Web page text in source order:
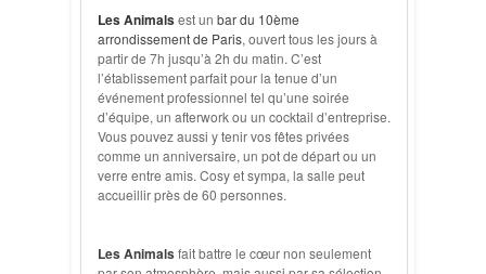
Les Animalsest un bar du 10ème
arrondissement de Paris, ouvert tous les jours à
partir de 7h jusqu’à 2h du matin. C’est
l’établissement parfait pour la tenue d’un
événement professionnel tel qu’une soirée
d’équipe, un afterwork ou un cocktail d’entreprise.
Vous pouvez aussi y tenir vos fêtes privées
comme un anniversaire, un pot de départ ou un
verre entre amis. Cosy et sympa, la salle peut
accueillir près de 60 personnes.
Les Animals fait battre le cœur non seulement